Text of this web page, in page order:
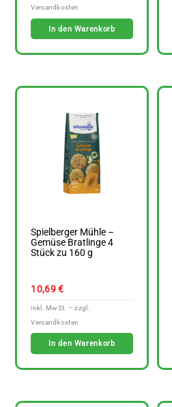
In den Warenkorb
Spielberger Mühle –
Gemüse Bratlinge 4
Stück zu 160 g
10,69€
In den Warenkorb